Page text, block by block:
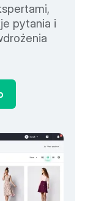
pytania i